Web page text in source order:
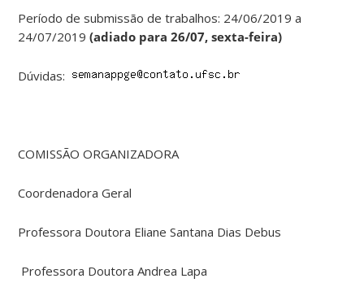
Período de submissão de trabalhos: 24/06/2019 a
24/07/2019(adiado para 26/07, sexta-feira)
Dúvidas:
COMISSÃO ORGANIZADORA
Coordenadora Geral
Professora Doutora Eliane Santana Dias Debus
Professora Doutora Andrea Lapa